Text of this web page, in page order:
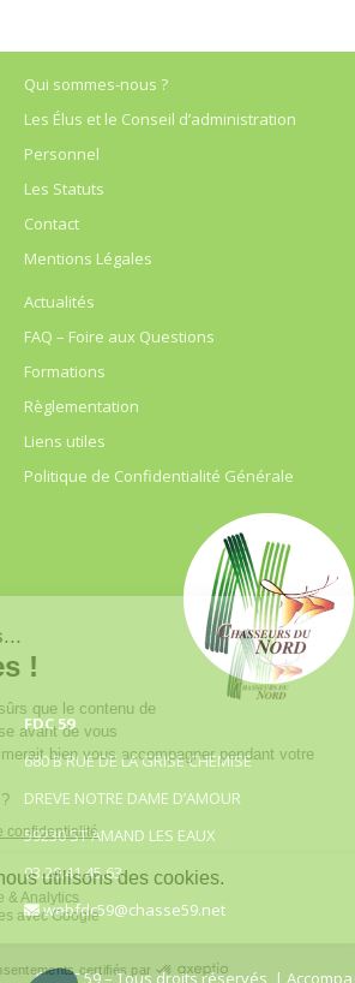
Qui sommes-nous ?
Les Élus et le Conseil d’administration
Personnel
Les Statuts
Contact
Mentions Légales
Actualités
FAQ – Foire aux Questions
Formations
Règlementation
Liens utiles
Politique de Confidentialité Générale
FDC 59
680 B RUE DE LA GRISE CHEMISE
DREVE NOTRE DAME D’AMOUR
59230 ST AMAND LES EAUX
03.20.41.45.63
webfdc59@chasse59.net
© FDC 59 – Tous droits réservés |